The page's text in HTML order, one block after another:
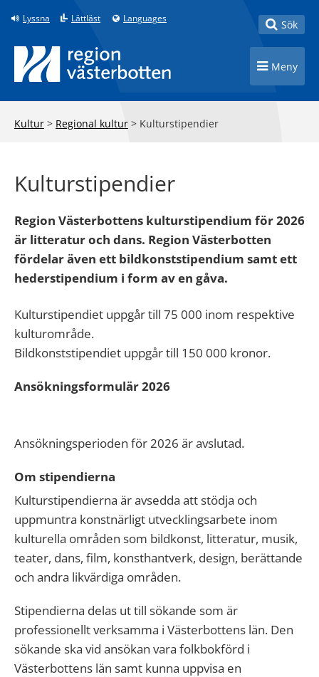
Till innehåll på sidan
Lyssna Lättläst Languages Toggle
Sök
Toggle
Meny
Kultur > Regional kultur > Kulturstipendier
Kulturstipendier
Region Västerbottens kulturstipendium för 2026
är litteratur och dans. Region Västerbotten
fördelar även ett bildkonststipendium samt ett
hederstipendium i form av en gåva.
Kulturstipendiet uppgår till 75 000 inom respektive
kulturområde.
Bildkonststipendiet uppgår till 150 000 kronor.
Ansökningsformulär 2026
Ansökningsperioden för 2026 är avslutad.
Om stipendierna
Kulturstipendierna är avsedda att stödja och
uppmuntra konstnärligt utvecklingsarbete inom
kulturella områden som bildkonst, litteratur, musik,
teater, dans, film, konsthantverk, design, berättande
och andra likvärdiga områden.
Stipendierna delas ut till sökande som är
professionellt verksamma i Västerbottens län. Den
sökande ska vid ansökan vara folkbokförd i
Västerbottens län samt kunna uppvisa en